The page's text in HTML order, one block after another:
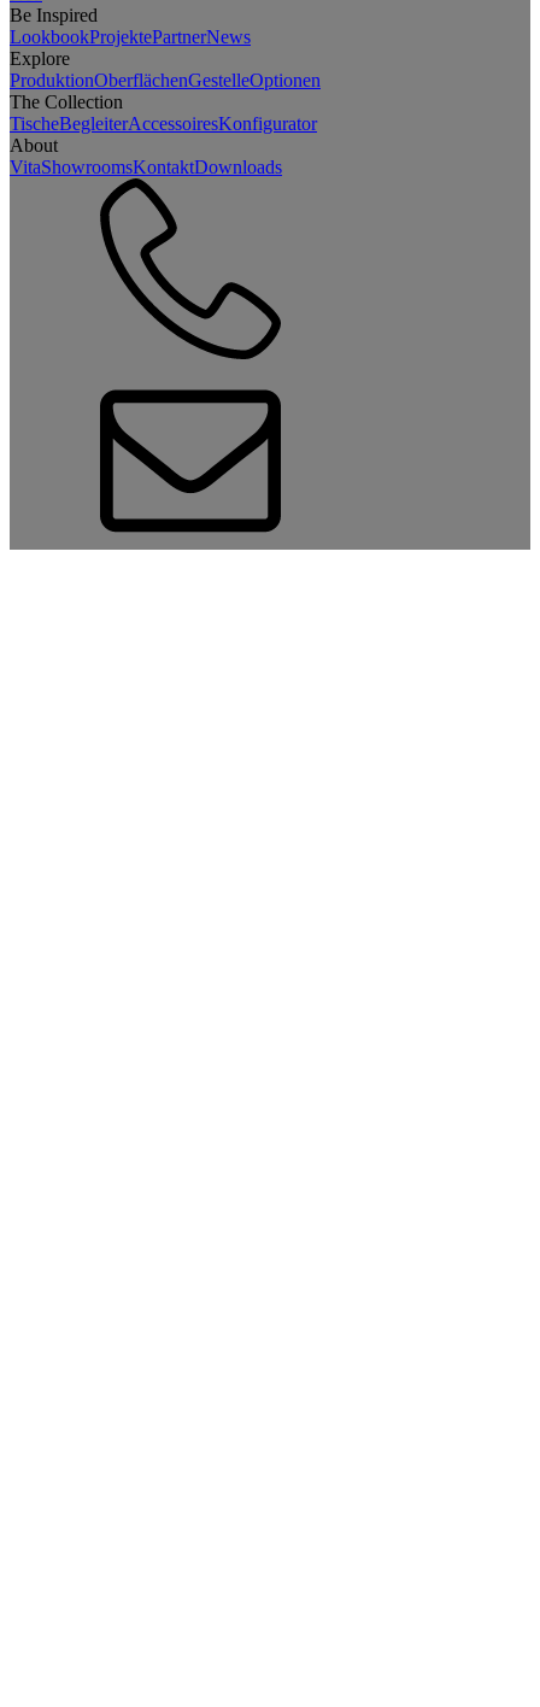
Be Inspired
LookbookProjektePartnerNews
Explore
ProduktionOberflächenGestelleOptionen
The Collection
TischeBegleiterAccessoiresKonfigurator
About
VitaShowroomsKontaktDownloads